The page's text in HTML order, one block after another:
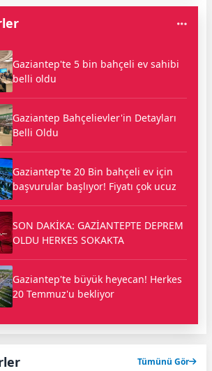
Gaziantep'te 5 bin bahçeli ev sahibi
belli oldu
Gaziantep Bahçelievler'in Detayları
Belli Oldu
Gaziantep'te 20 Bin bahçeli ev için
başvurular başlıyor! Fiyatı çok ucuz
SON DAKİKA: GAZİANTEPTE DEPREM
OLDU HERKES SOKAKTA
Gaziantep'te büyük heyecan! Herkes
20 Temmuz'u bekliyor
Tümünü Gör